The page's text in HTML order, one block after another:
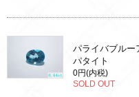
パライバブルー
パタイト
0円(内税)
SOLD OUT